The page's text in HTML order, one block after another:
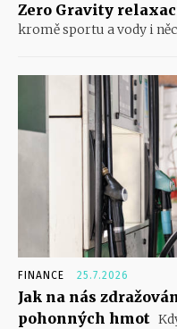
Zero Gravity
kromě sportu a vody i
FINANCE 25.7.2026
Jak na nás
pohonných hmot